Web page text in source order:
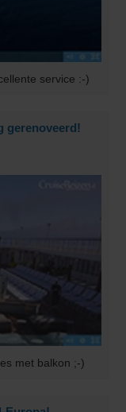
service :-)
gerenoveerd!
met balkon ;-)